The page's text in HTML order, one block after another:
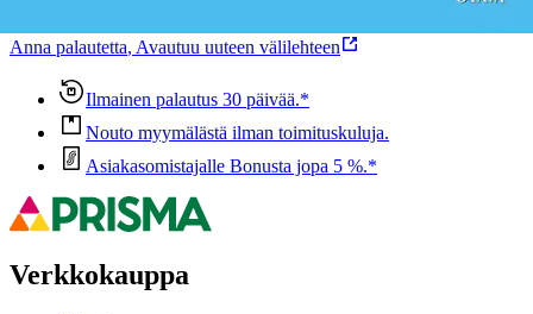
Anna palautetta, Avautuu uuteen välilehteen
Ilmainen palautus 30 päivää.*
Nouto myymälästä ilman toimituskuluja.
Asiakasomistajalle Bonusta jopa 5 %.*
Verkkokauppa